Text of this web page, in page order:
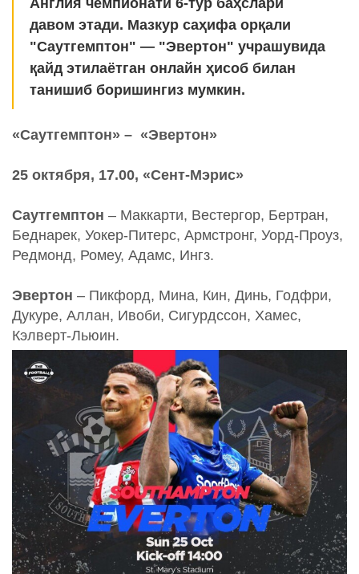
Англия чемпионати 6-тур баҳслари
давом этади. Мазкур саҳифа орқали
"Саутгемптон" — "Эвертон" учрашувида
қайд этилаётган онлайн ҳисоб билан
танишиб боришингиз мумкин.
«Саутгемптон» – «Эвертон»
25 октября, 17.00, «Сент-Мэрис»
Саутгемптон – Маккарти, Вестергор, Бертран,
Беднарек, Уокер-Питерс, Армстронг, Уорд-Проуз,
Редмонд, Ромеу, Адамс, Ингз.
Эвертон – Пикфорд, Мина, Кин, Динь, Годфри,
Дукуре, Аллан, Ивоби, Сигурдссон, Хамес,
Кэлверт-Льюин.